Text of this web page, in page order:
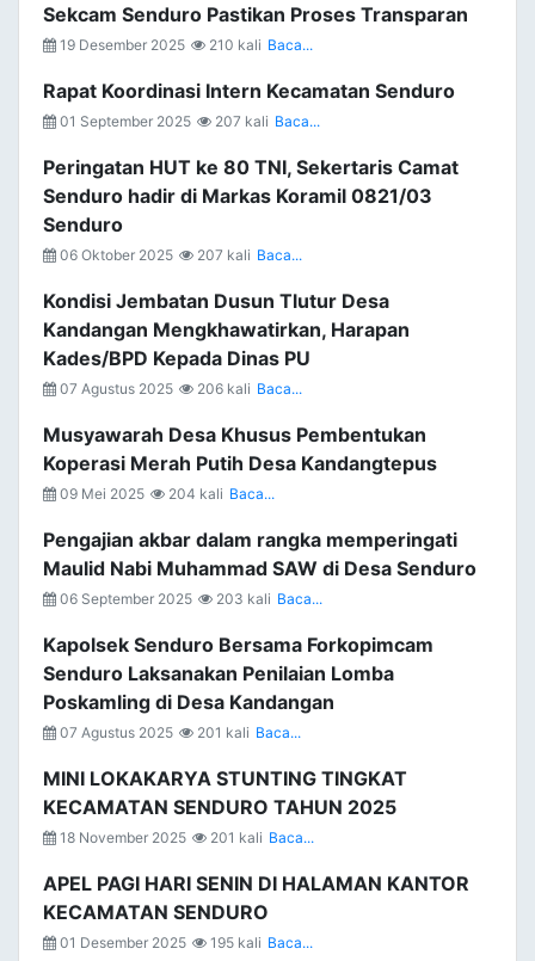
Sekcam Senduro Pastikan Proses Transparan
19 Desember 2025 210 kali Baca...
Rapat Koordinasi Intern Kecamatan Senduro
01 September 2025 207 kali Baca...
Peringatan HUT ke 80 TNI, Sekertaris Camat
Senduro hadir di Markas Koramil 0821/03
Senduro
06 Oktober 2025 207 kali Baca...
Kondisi Jembatan Dusun Tlutur Desa
Kandangan Mengkhawatirkan, Harapan
Kades/BPD Kepada Dinas PU
07 Agustus 2025 206 kali Baca...
Musyawarah Desa Khusus Pembentukan
Koperasi Merah Putih Desa Kandangtepus
09 Mei 2025 204 kali Baca...
Pengajian akbar dalam rangka memperingati
Maulid Nabi Muhammad SAW di Desa Senduro
06 September 2025 203 kali Baca...
Kapolsek Senduro Bersama Forkopimcam
Senduro Laksanakan Penilaian Lomba
Poskamling di Desa Kandangan
07 Agustus 2025 201 kali Baca...
MINI LOKAKARYA STUNTING TINGKAT
KECAMATAN SENDURO TAHUN 2025
18 November 2025 201 kali Baca...
APEL PAGI HARI SENIN DI HALAMAN KANTOR
KECAMATAN SENDURO
01 Desember 2025 195 kali Baca...